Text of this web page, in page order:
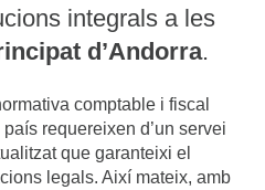
integrals a les
d’Andorra.
comptable i fiscal
requereixen d’un servei
que garanteixi el
legals. Així mateix, amb